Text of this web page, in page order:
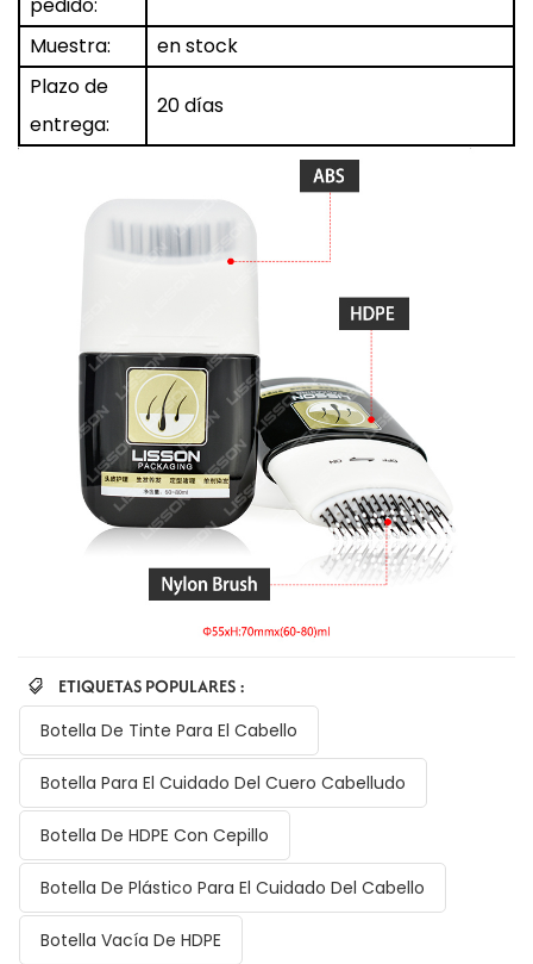
Muestra:
en stock
Plazo de
entrega:
20 días
ETIQUETAS POPULARES :
Botella De Tinte Para El Cabello
Botella Para El Cuidado Del Cuero Cabelludo
Botella De HDPE Con Cepillo
Botella De Plástico Para El Cuidado Del Cabello
Botella Vacía De HDPE